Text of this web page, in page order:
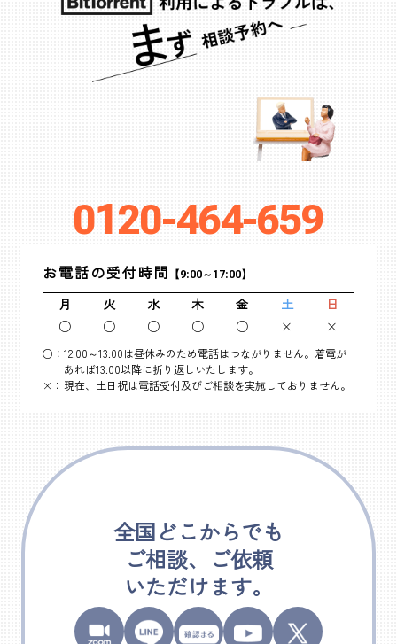
0120-464-659
お電話の受付時間 【9:00～17:00】
月 火 水 木 金 土
日
○
○ ○ ○ ○ × ×
○： 12:00～13:00は昼休みのため電話はつながりません。着電が
あれば13:00以降に折り返しいたします。
×： 現在、土日祝は電話受付及びご相談を実施しておりません。
全国どこからでも
ご相談、ご依頼
いただけます。